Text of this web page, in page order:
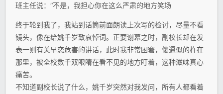
班主任说：“不是，我担心你在这么严肃的地方笑场
终于轮到我了，我站到话筒前面朗读上次写的检讨，尽量不看
镜头，像在给姚千岁致哀悼词。正要谢幕之时，副校长却在发
表一则有关早恋危害的讲话，此时我非常困窘，傻逼似的杵在
那里，被全校数千双眼睛在看不见的地方盯着，这种滋味真心
痛苦。
不知道副校长说了什么，姚千岁突然对我发问，所有人都看着